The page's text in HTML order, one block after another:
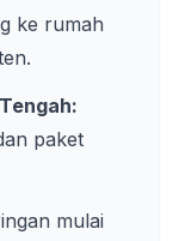
ke rumah
.
:
paket
mulai